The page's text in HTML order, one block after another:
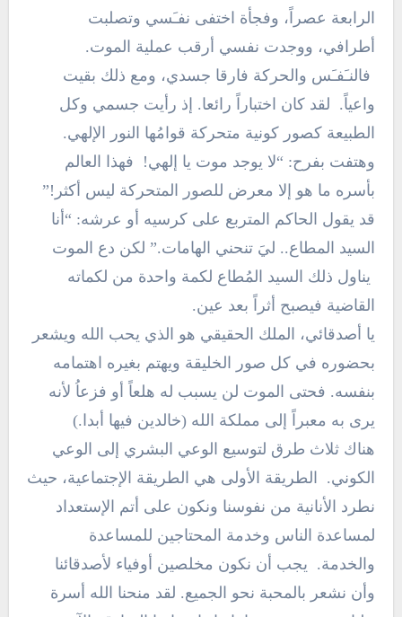
الرابعة عصراً، وفجأة اختفى نفـَسي وتصلبت
أطرافي، ووجدت نفسي أرقب عملية الموت.
فالنـَفـَس والحركة فارقا جسدي، ومع ذلك بقيت
واعياً. لقد كان اختباراً رائعا. إذ رأيت جسمي وكل
الطبيعة كصور كونية متحركة قوامُها النور الإلهي.
وهتفت بفرح: “لا يوجد موت يا إلهي! فهذا العالم
بأسره ما هو إلا معرض للصور المتحركة ليس أكثر!”
قد يقول الحاكم المتربع على كرسيه أو عرشه: “أنا
السيد المطاع.. ليَ تنحني الهامات.” لكن دع الموت
يناول ذلك السيد المُطاع لكمة واحدة من لكماته
القاضية فيصبح أثراً بعد عين.
يا أصدقائي، الملك الحقيقي هو الذي يحب الله ويشعر
بحضوره في كل صور الخليقة ويهتم بغيره اهتمامه
بنفسه. فحتى الموت لن يسبب له هلعاً أو فزعاُ لأنه
يرى به معبراً إلى مملكة الله (خالدين فيها أبدا.)
هناك ثلاث طرق لتوسيع الوعي البشري إلى الوعي
الكوني. الطريقة الأولى هي الطريقة الإجتماعية، حيث
نطرد الأنانية من نفوسنا ونكون على أتم الإستعداد
لمساعدة الناس وخدمة المحتاجين للمساعدة
والخدمة. يجب أن نكون مخلصين أوفياء لأصدقائنا
وأن نشعر بالمحبة نحو الجميع. لقد منحنا الله أسرة